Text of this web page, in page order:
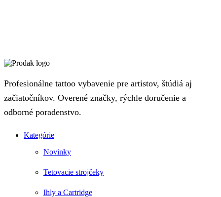
Profesionálne tattoo vybavenie pre artistov, štúdiá aj
začiatočníkov. Overené značky, rýchle doručenie a
odborné poradenstvo.
Kategórie
Novinky
Tetovacie strojčeky
Ihly a Cartridge